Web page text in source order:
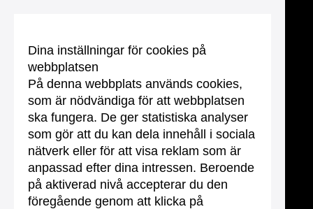
Dina inställningar för cookies på
webbplatsen
På denna webbplats används cookies,
som är nödvändiga för att webbplatsen
ska fungera. De ger statistiska analyser
som gör att du kan dela innehåll i sociala
nätverk eller för att visa reklam som är
anpassad efter dina intressen. Beroende
på aktiverad nivå accepterar du den
föregående genom att klicka på